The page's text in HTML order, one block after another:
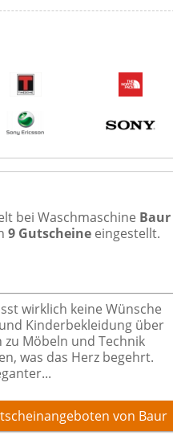
bei Waschmaschine Baur
9 Gutscheineeingestellt.
wirklich keine Wünsche
Kinderbekleidung über
zu Möbeln und Technik
was das Herz begehrt.
von Baur